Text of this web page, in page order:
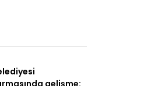
gelişme: